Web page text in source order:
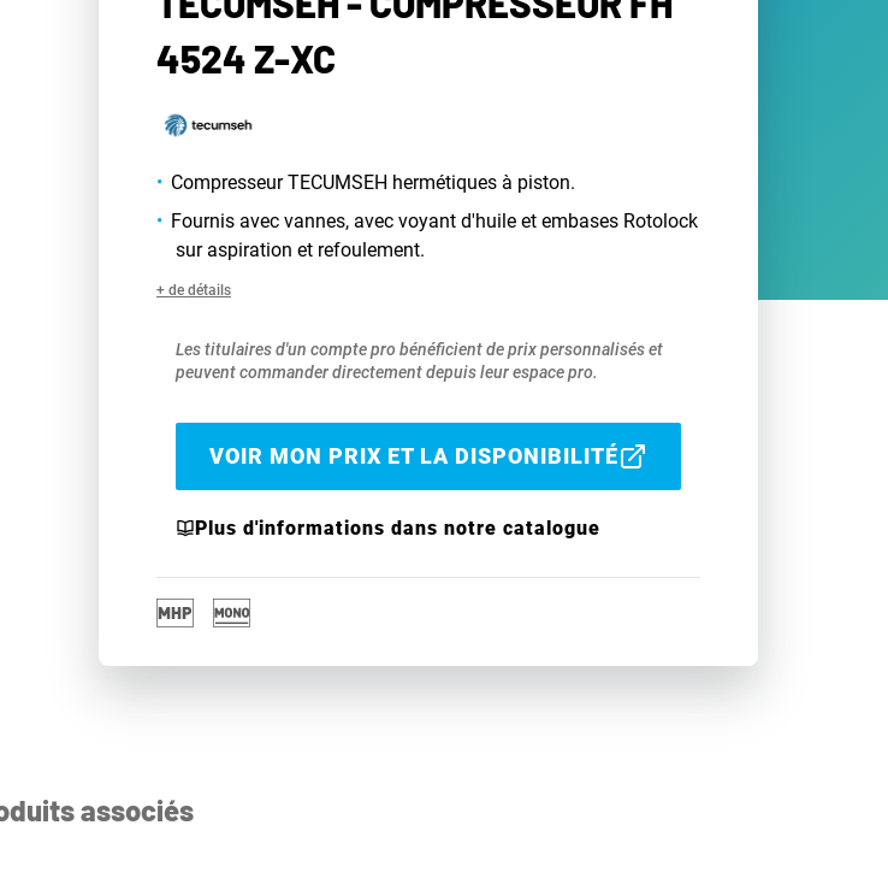
4524 Z-XC
Compresseur TECUMSEH hermétiques à piston.
Fournis avec vannes, avec voyant d'huile et embases Rotolock
sur aspiration et refoulement.
+ de détails
Les titulaires d'un compte pro bénéficient de prix personnalisés et
peuvent commander directement depuis leur espace pro.
VOIR MON PRIX ET LA DISPONIBILITÉ
Plus d'informations dans notre catalogue
associés